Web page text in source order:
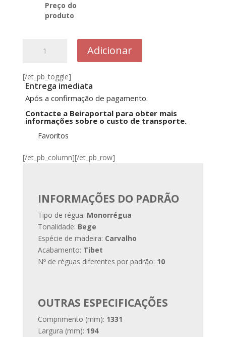
Preço do
produto
Sonata
Oak
4MV
Adicionar
[/et_pb_toggle]
Entrega imediata
Após a confirmação de pagamento.
Contacte a Beiraportal para obter mais
informações sobre o custo de transporte.
Favoritos
[/et_pb_column][/et_pb_row]
INFORMAÇÕES DO PADRÃO
Tipo de régua: Monorrégua
Tonalidade: Bege
Espécie de madeira: Carvalho
Acabamento: Tibet
Nº de réguas diferentes por padrão: 10
OUTRAS ESPECIFICAÇÕES
Comprimento (mm): 1331
Largura (mm): 194